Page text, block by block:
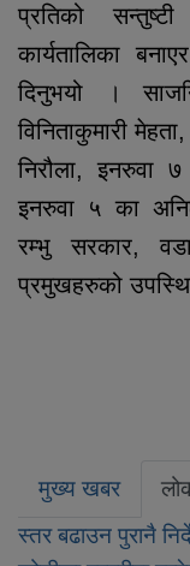
प्रतिको
कार्यतालिका
दिनुभयो ।
विनिताकुमारी
निरौला, इनरुवा
इनरुवा ५ का
रम्भु सरकार,
प्रमुखहरुको
मुख्य खबर
स्तर बढाउन पुरानै